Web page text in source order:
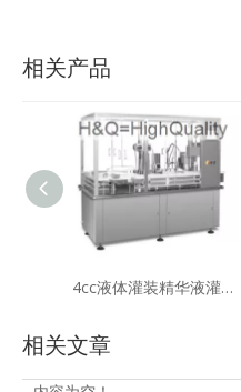
相关产品
4cc液体灌装精华液灌装封盖机
相关文章